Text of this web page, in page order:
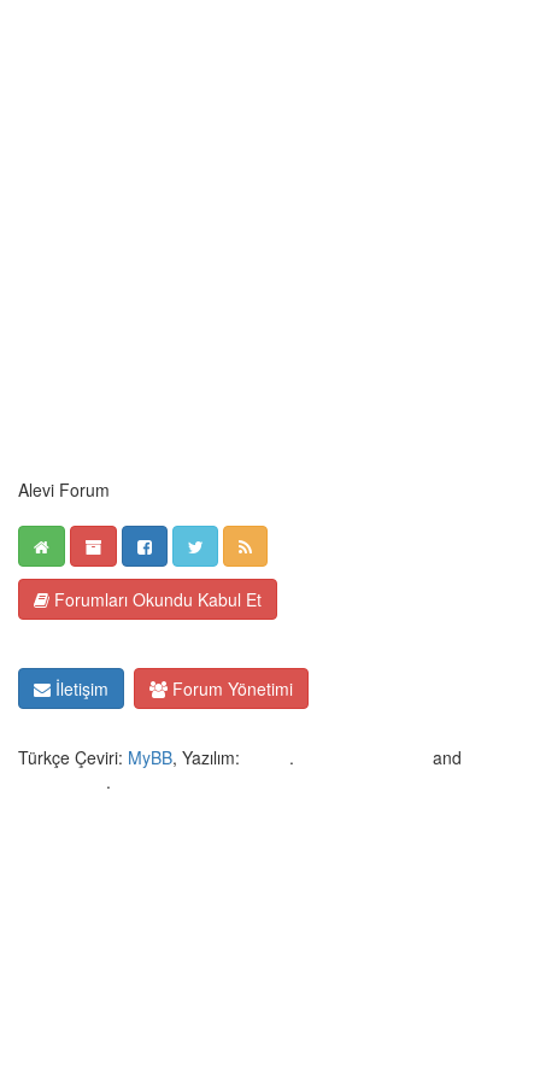
Alevi Forum
Forumları Okundu Kabul Et
İletişim Forum Yönetimi
Türkçe Çeviri: MyBB, Yazılım: .
and
.